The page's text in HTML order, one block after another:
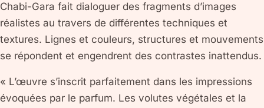
Chabi-Gara fait dialoguer des fragments d’images
réalistes au travers de différentes techniques et
textures. Lignes et couleurs, structures et mouvements
se répondent et engendrent des contrastes inattendus.
« L’œuvre s’inscrit parfaitement dans les impressions
évoquées par le parfum. Les volutes végétales et la